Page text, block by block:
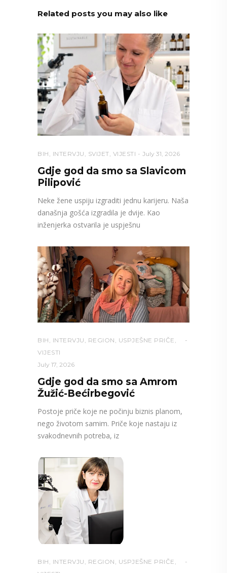
Related posts you may also like
BIH , INTERVJU , SVIJET, VIJESTI July 31, 2026
Gdje god da smo sa Slavicom
Pilipović
Neke žene uspiju izgraditi jednu karijeru. Naša
današnja gošća izgradila je dvije. Kao
inženjerka ostvarila je uspješnu
BIH , INTERVJU , REGION , USPJEŠNE PRIČE ,
VIJESTI
July 17, 2026
Gdje god da smo sa Amrom
Žužić-Bećirbegović
Postoje priče koje ne počinju biznis planom,
nego životom samim. Priče koje nastaju iz
svakodnevnih potreba, iz
BIH , INTERVJU , REGION , USPJEŠNE PRIČE ,